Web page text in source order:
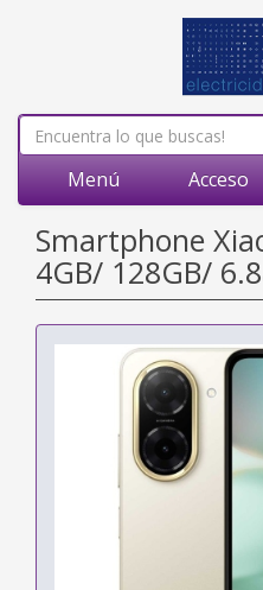
Menú Acceso
Smartphone
4GB/ 128GB/